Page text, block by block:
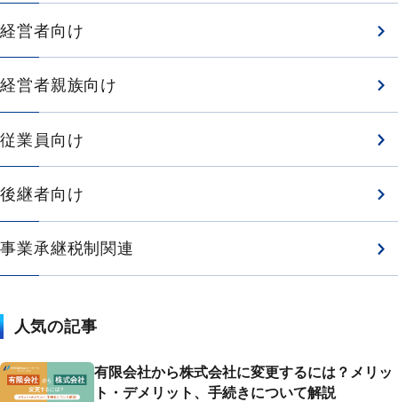
経営者向け
経営者親族向け
従業員向け
後継者向け
事業承継税制関連
人気の記事
有限会社から株式会社に変更するには？メリッ
ト・デメリット、手続きについて解説